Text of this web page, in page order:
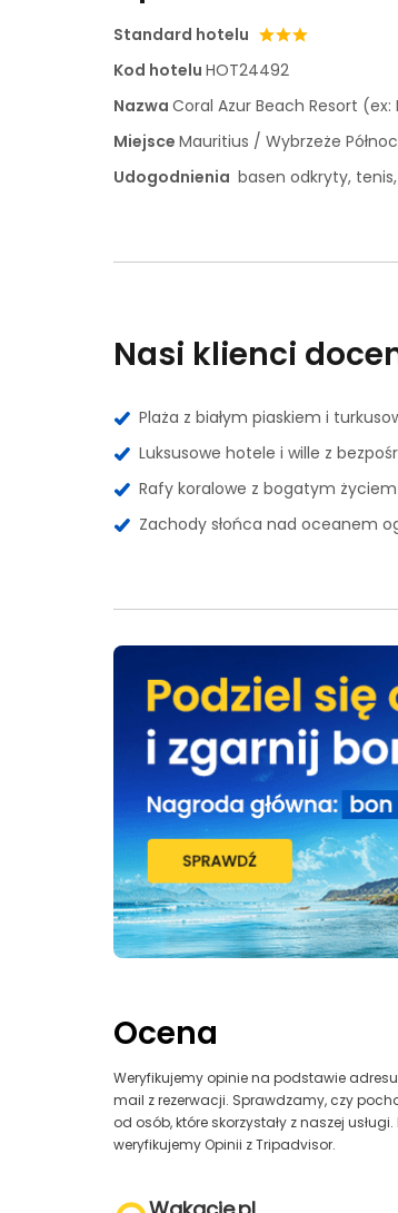
Standard hotelu
Kod hotelu HOT24492
Nazwa Coral Azur Beach Resort
Miejsce Mauritius / Wybrzeże
Udogodnienia basen odkryty,
Nasi klienci
Plaża z białym piaskiem i
Luksusowe hotele i wille z
Rafy koralowe z bogatym
Zachody słońca nad oceanem
Ocena
Weryfikujemy opinie na podstawie
mail z rezerwacji. Sprawdzamy, czy
od osób, które skorzystały z naszej usługi.
weryfikujemy Opinii z Tripadvisor.